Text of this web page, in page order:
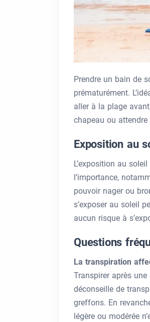
Prendre un bain de
prématurément.
aller à la plage
chapeau ou attendre
Exposition au
L’exposition au
l’importance,
pouvoir nager ou
s’exposer au soleil
aucun risque à
Questions
La transpiration
Transpirer après
déconseille de
greffons. En
légère ou modérée